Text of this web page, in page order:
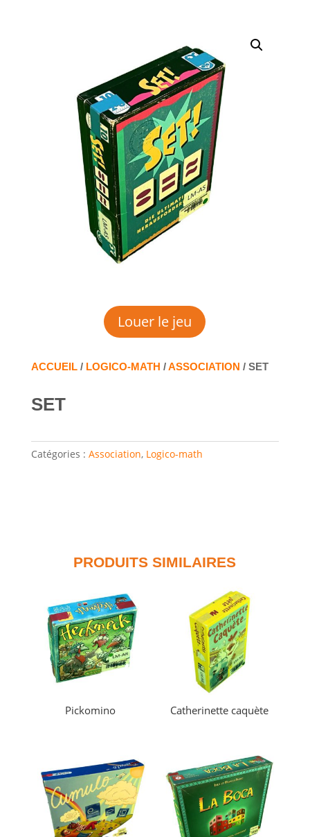
Louer le jeu
ACCUEIL/ LOGICO-MATH /ASSOCIATION / SET
SET
Catégories : Association, Logico-math
PRODUITS SIMILAIRES
Pickomino Catherinette caquète